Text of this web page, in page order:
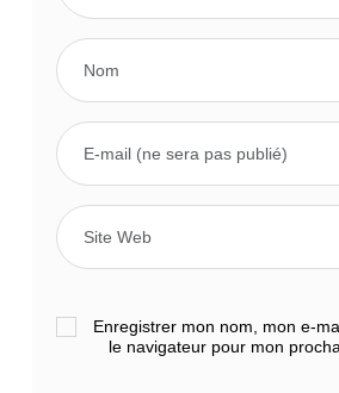
Enregistrer mon nom, mon e-
le navigateur pour mon